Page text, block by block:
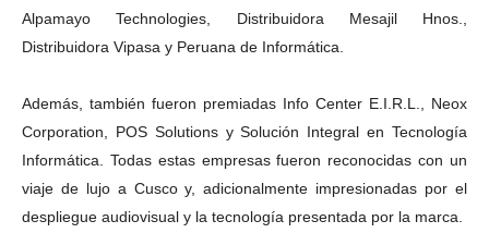
Alpamayo Technologies, Distribuidora Mesajil Hnos.,
Distribuidora Vipasa y Peruana de Informática.
Además, también fueron premiadas Info Center E.I.R.L., Neox
Corporation, POS Solutions y Solución Integral en Tecnología
Informática. Todas estas empresas fueron reconocidas con un
viaje de lujo a Cusco y, adicionalmente impresionadas por el
despliegue audiovisual y la tecnología presentada por la marca.